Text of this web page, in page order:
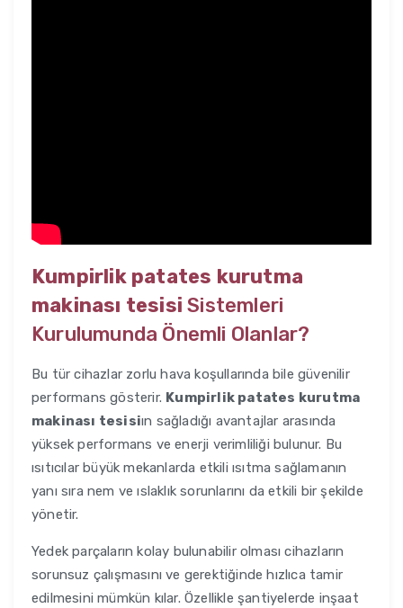
Kumpirlik patates kurutma
makinası tesisi Sistemleri
Kurulumunda Önemli Olanlar?
Bu tür cihazlar zorlu hava koşullarında bile güvenilir
performans gösterir. Kumpirlik patates kurutma
makinası tesisiın sağladığı avantajlar arasında
yüksek performans ve enerji verimliliği bulunur. Bu
ısıtıcılar büyük mekanlarda etkili ısıtma sağlamanın
yanı sıra nem ve ıslaklık sorunlarını da etkili bir şekilde
yönetir.
Yedek parçaların kolay bulunabilir olması cihazların
sorunsuz çalışmasını ve gerektiğinde hızlıca tamir
edilmesini mümkün kılar. Özellikle şantiyelerde inşaat